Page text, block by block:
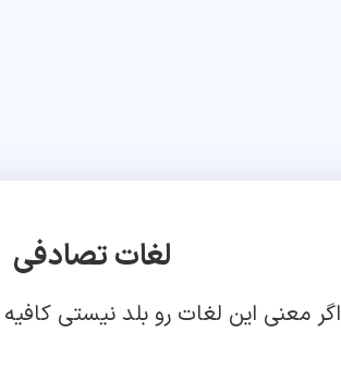
لغات تصادفی
اگر معنی این لغات رو بلد نیستی